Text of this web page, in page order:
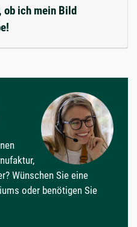
ob ich mein Bild
Wünschen Sie eine
oder benötigen Sie